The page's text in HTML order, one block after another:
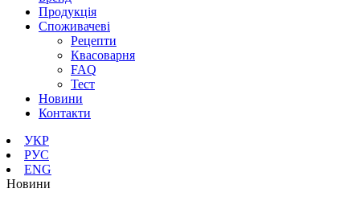
Продукція
Cпоживачеві
Рецепти
Квасоварня
FAQ
Тест
Новини
Контакти
УКР
РУС
ENG
Новини